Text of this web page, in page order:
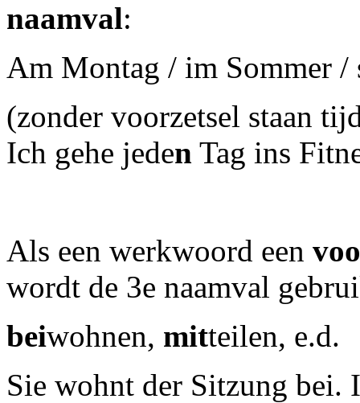
naamval:
Am Montag / im Sommer /
(zonder voorzetsel staan
Ich gehe jeden Tag ins
Als een werkwoord een
wordt de 3e naamval
beiwohnen, mitteilen, e.d.
Sie wohnt der Sitzung bei.